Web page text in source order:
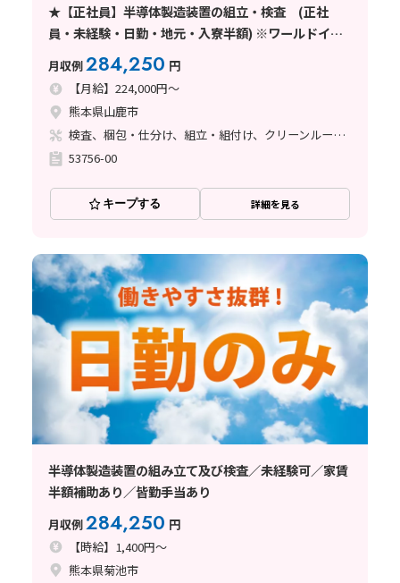
★【正社員】半導体製造装置の組立・検査 (正社
員・未経験・日勤・地元・入寮半額) ※ワールドイン
テック直接雇用
月収例284,250 円
【月給】224,000円～
熊本県山鹿市
検査、梱包・仕分け、組立・組付け、クリーンルーム、清掃・洗浄、立ち作業
53756-00
キープする 詳細を見る
半導体製造装置の組み立て及び検査／未経験可／家賃
半額補助あり／皆勤手当あり
月収例284,250 円
【時給】1,400円～
熊本県菊池市